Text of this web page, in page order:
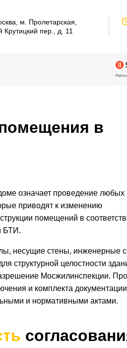
м. Пролетарская,
Крутицкий пер.,
д. 11
в
означает проведение любых
приводят к изменению
помещений в
БТИ.
несущие стены, инженерные
структурной целостности
Мосжилинспекции.
и комплекта
и нормативными актами.